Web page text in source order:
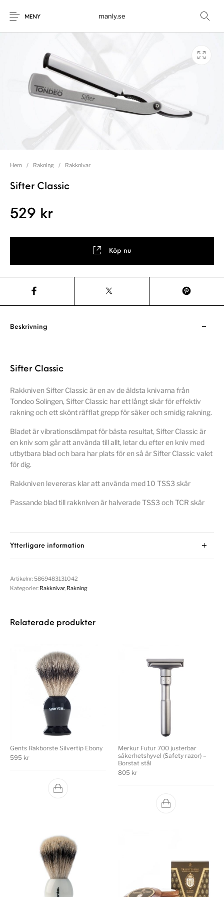
MENY manly.se
Hem / Rakning / Rakknivar
Sifter Classic
529 kr
Köp nu
Beskrivning
Sifter Classic
Rakkniven Sifter Classic är en av de äldsta knivarna från
Tondeo Solingen, Sifter Classic har ett långt skär för effektiv
rakning och ett skönt räfflat grepp för säker och smidig rakning.
Bladet är vibrationsdämpat för bästa resultat, Sifter Classic är
en kniv som går att använda till allt, letar du efter en kniv med
utbytbara blad och bara har plats för en så är Sifter Classic valet
för dig.
Rakkniven levereras klar att använda med 10 TSS3 skär
Passande blad till rakkniven är halverade TSS3 och TCR skär
Ytterligare information
Artikelnr: 5869483131042
Kategorier: Rakknivar, Rakning
Relaterade produkter
Gents Rakborste Silvertip Ebony
595 kr
Merkur Futur 700 justerbar
säkerhetshyvel (Safety razor) –
Borstat stål
805 kr